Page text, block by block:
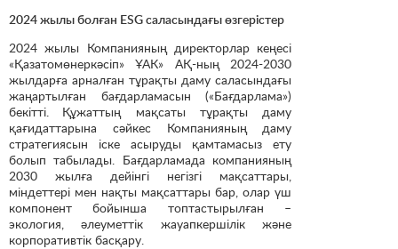
2024 жылы болған ESG саласындағы өзгерістер
2024 жылы Компанияның директорлар кеңесі
«Қазатомөнеркәсіп» ҰАК» АҚ-ның 2024-2030
жылдарға арналған тұрақты даму саласындағы
жаңартылған бағдарламасын («Бағдарлама»)
бекітті
Құжаттың мақсаты тұрақты даму
қағидаттарына сәйкес Компанияның даму
стратегиясын іске асыруды қамтамасыз ету
болып табылады. Бағдарламада компанияның
2030 жылға дейінгі негізгі мақсаттары,
міндеттері мен нақты мақсаттары бар, олар үш
компонент бойынша топтастырылған –
экология, әлеуметтік жауапкершілік және
корпоративтік басқару.